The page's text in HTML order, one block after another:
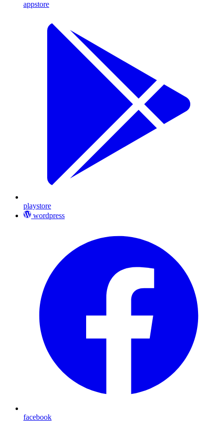
appstore
playstore
wordpress
facebook